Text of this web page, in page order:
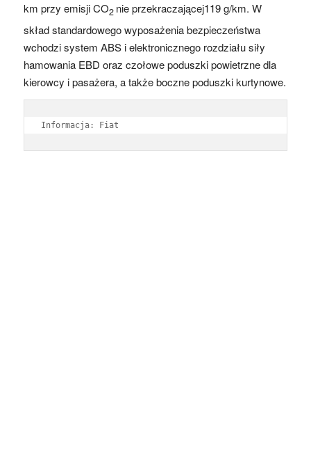
km przy emisji CO2 nie przekraczającej119 g/km. W
skład standardowego wyposażenia bezpieczeństwa
wchodzi system ABS i elektronicznego rozdziału siły
hamowania EBD oraz czołowe poduszki powietrzne dla
kierowcy i pasażera, a także boczne poduszki kurtynowe.
Informacja: Fiat